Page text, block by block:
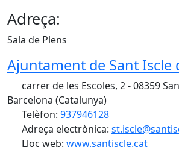
Adreça:
Sala de Plens
Ajuntament de Sant Iscle
carrer de les Escoles, 2 - 08359
Barcelona (Catalunya)
Telèfon: 937946128
Adreça electrònica:
Lloc web: www.santiscle.cat